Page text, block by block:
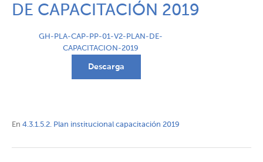
DE CAPACITACIÓN 2019
GH-PLA-CAP-PP-01-V2-PLAN-DE-
CAPACITACION-2019
Descarga
En 4.3.1.5.2. Plan institucional capacitación 2019